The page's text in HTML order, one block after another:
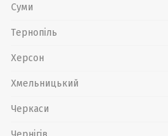
Суми
Тернопіль
Херсон
Хмельницький
Черкаси